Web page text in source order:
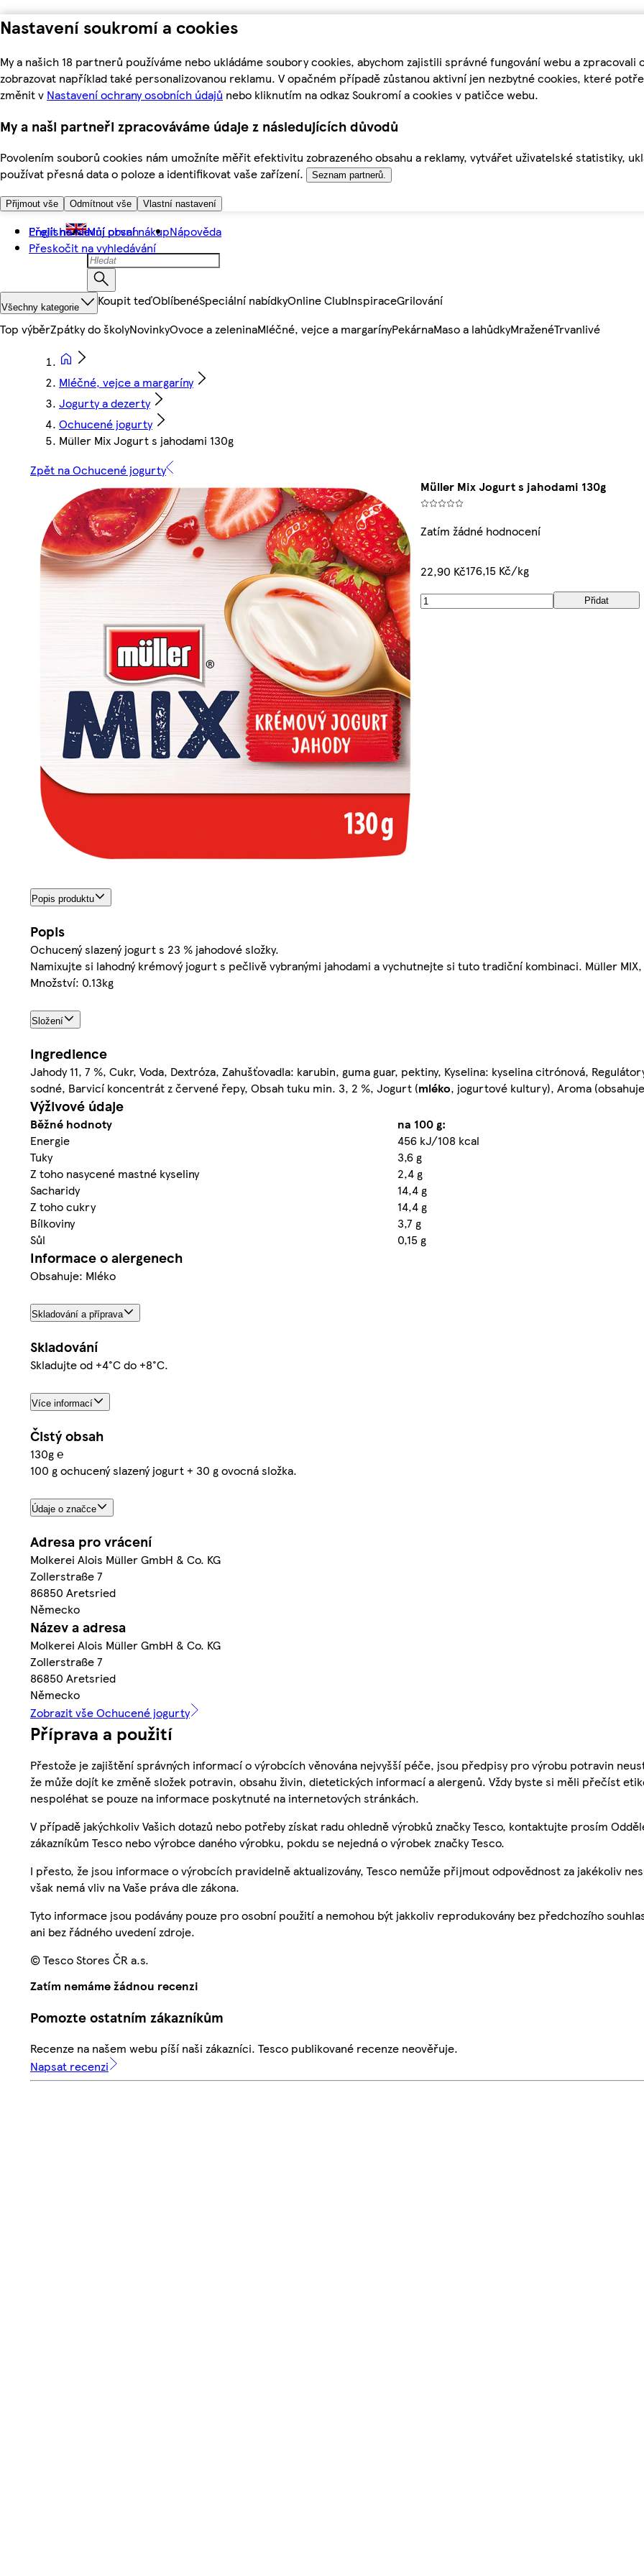
Nastavení soukromí a cookies
My a našich 18 partnerů používáme nebo ukládáme soubory cookies, abychom zajistili správné fungování webu a
zobrazovat například také personalizovanou reklamu. V opačném případě zůstanou aktivní jen nezbytné cookies, které
změnit v Nastavení ochrany osobních údajů nebo kliknutím na odkaz Soukromí a cookies v patičce webu.
My a naši partneři zpracováváme údaje z následujících důvodů
Povolením souborů cookies nám umožníte měřit efektivitu zobrazeného obsahu a reklamy, vytvářet uživatelské statistiky,
používat přesná data o poloze a identifikovat vaše zařízení.
Seznam partnerů.
Přijmout vše Odmítnout vše Vlastní nastavení
Přejít na hlavní obsah
Přeskočit na vyhledávání
English Můj první nákupNápověda
Všechny kategorie Koupit teďOblíbenéSpeciální nabídkyOnline ClubInspiraceGrilování
Top výběrZpátky do školyNovinkyOvoce a zeleninaMléčné, vejce a margarínyPekárnaMaso a lahůdkyMraženéTrvanlivé
Mléčné, vejce a margaríny
Jogurty a dezerty
Ochucené jogurty
Müller Mix Jogurt s jahodami 130g
Zpět na Ochucené jogurty
Müller Mix Jogurt s jahodami 130g
Zatím žádné hodnocení
22,90 Kč176,15 Kč/kg
Přidat
Popis produktu
Popis
Ochucený slazený jogurt s 23 % jahodové složky.
Namixujte si lahodný krémový jogurt s pečlivě vybranými jahodami a vychutnejte si tuto tradiční kombinaci. Müller
Množství: 0.13kg
Složení
Ingredience
Jahody 11, 7 %, Cukr, Voda, Dextróza, Zahušťovadla: karubin, guma guar, pektiny, Kyselina: kyselina citrónová,
sodné, Barvicí koncentrát z červené řepy, Obsah tuku min. 3, 2 %, Jogurt (mléko, jogurtové kultury), Aroma (obsahuje
Výživové údaje
Běžné hodnoty
na 100 g:
Energie
456 kJ/108 kcal
Tuky
3,6 g
Z toho nasycené mastné kyseliny
2,4 g
Sacharidy
14,4 g
Z toho cukry
14,4 g
Bílkoviny
3,7 g
Sůl
0,15 g
Informace o alergenech
Obsahuje: Mléko
Skladování a příprava
Skladování
Skladujte od +4°C do +8°C.
Více informací
Čistý obsah
130g ℮
100 g ochucený slazený jogurt + 30 g ovocná složka.
Údaje o značce
Adresa pro vrácení
Molkerei Alois Müller GmbH & Co. KG
Zollerstraße 7
86850 Aretsried
Německo
Název a adresa
Molkerei Alois Müller GmbH & Co. KG
Zollerstraße 7
86850 Aretsried
Německo
Zobrazit vše Ochucené jogurty
Příprava a použití
Přestože je zajištění správných informací o výrobcích věnována nejvyšší péče, jsou předpisy pro výrobu potravin
že může dojít ke změně složek potravin, obsahu živin, dietetických informací a alergenů. Vždy byste si měli přečíst
nespoléhat se pouze na informace poskytnuté na internetových stránkách.
V případě jakýchkoliv Vašich dotazů nebo potřeby získat radu ohledně výrobků značky Tesco, kontaktujte prosím
zákazníkům Tesco nebo výrobce daného výrobku, pokdu se nejedná o výrobek značky Tesco.
I přesto, že jsou informace o výrobcích pravidelně aktualizovány, Tesco nemůže přijmout odpovědnost za jakékoliv
však nemá vliv na Vaše práva dle zákona.
Tyto informace jsou podávány pouze pro osobní použití a nemohou být jakkoliv reprodukovány bez předchozího
ani bez řádného uvedení zdroje.
© Tesco Stores ČR a.s.
Zatím nemáme žádnou recenzi
Pomozte ostatním zákazníkům
Recenze na našem webu píší naši zákazníci. Tesco publikované recenze neověřuje.
Napsat recenzi